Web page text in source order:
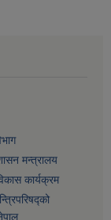
मन्त्रालय
कार्यक्रम